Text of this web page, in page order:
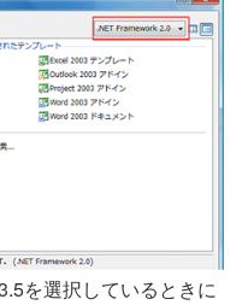
を選択しているときに